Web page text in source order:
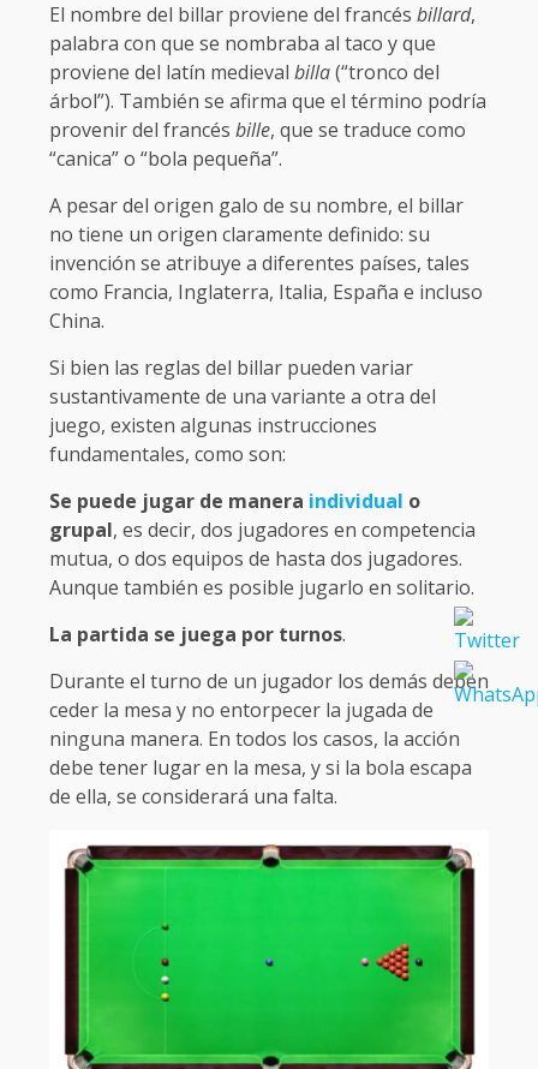
El nombre del billar proviene del francés billard,
palabra con que se nombraba al taco y que
proviene del latín medieval billa(“tronco del
árbol”). También se afirma que el término podría
provenir del francés bille, que se traduce como
“canica” o “bola pequeña”.
A pesar del origen galo de su nombre, el billar
no tiene un origen claramente definido: su
invención se atribuye a diferentes países, tales
como Francia, Inglaterra, Italia, España e incluso
China.
Si bien las reglas del billar pueden variar
sustantivamente de una variante a otra del
juego, existen algunas instrucciones
fundamentales, como son:
Se puede jugar de manera individual o
grupal, es decir, dos jugadores en competencia
mutua, o dos equipos de hasta dos jugadores.
Aunque también es posible jugarlo en solitario.
La partida se juega por turnos.
Durante el turno de un jugador los demás deben
ceder la mesa y no entorpecer la jugada de
ninguna manera. En todos los casos, la acción
debe tener lugar en la mesa, y si la bola escapa
de ella, se considerará una falta.